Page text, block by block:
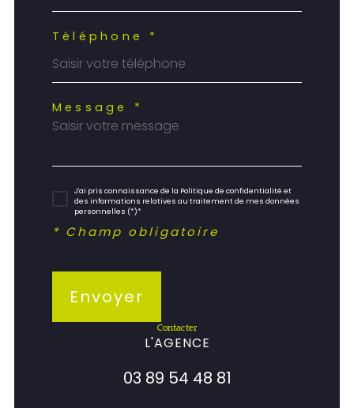
Téléphone *
Message *
J'ai pris connaissance de la Politique de confidentialité et
des informations relatives au traitement de mes données
personnelles (*)*
* Champ obligatoire
Envoyer
contacter
L'AGENCE
03 89 54 48 81